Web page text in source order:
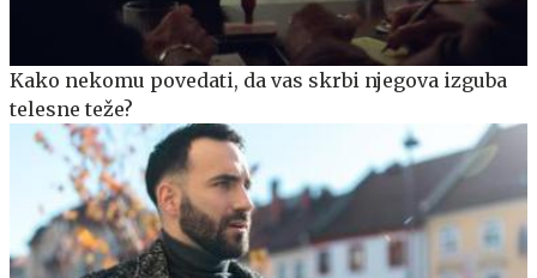
Kako nekomu povedati, da vas skrbi njegova izguba
telesne teže?